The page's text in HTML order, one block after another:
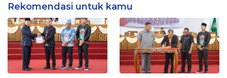
Rekomendasi untuk kamu